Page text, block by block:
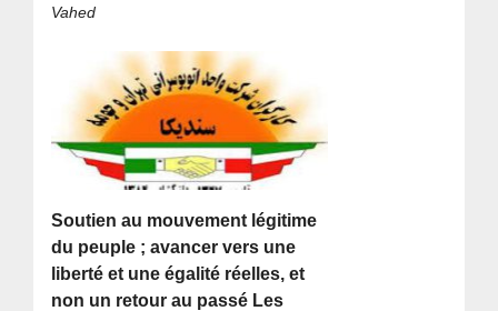
Vahed
Soutien au mouvement légitime
du peuple ; avancer vers une
liberté et une égalité réelles, et
non un retour au passé Les